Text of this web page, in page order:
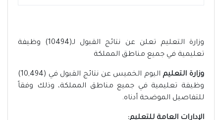
وزارة التعليم تعلن عن نتائج القبول لـ(10494) وظيفة
تعليمية في جميع مناطق المملكة
وزارة التعليم
اليوم الخميس عن نتائج القبول في (10,494)
وظيفة تعليمية في جميع مناطق المملكة، وذلك وفقاً
للتفاصيل الموضحة أدناه.
الإدارات العامة للتعليم: